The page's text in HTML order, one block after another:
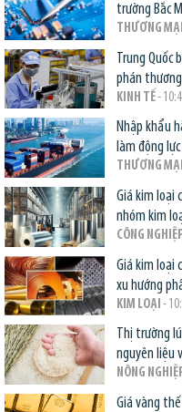
trường Bắc
THƯƠNG MẠI
Trung Quốc
phán thương
KINH TẾ-
Nhập khẩu
làm động
THƯƠNG MẠI
Giá kim loại
nhóm kim
CÔNG
Giá kim loại
xu hướng
KIM LOẠI -
Thị trường
nguyên liệu
NÔNG
Giá vàng